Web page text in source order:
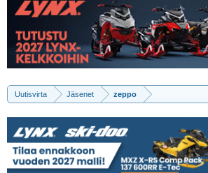
Uutisvirta Jäsenet zeppo